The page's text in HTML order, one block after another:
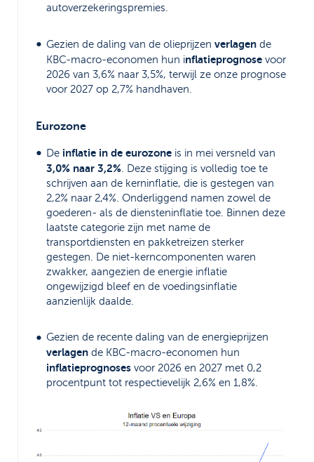
autoverzekeringspremies.
Gezien de daling van de olieprijzen verlagen de
KBC-macro-economen hun inflatieprognose voor
2026 van 3,6% naar 3,5%, terwijl ze onze prognose
voor 2027 op 2,7% handhaven.
Eurozone
De inflatie in de eurozone is in mei versneld van
3,0% naar 3,2%. Deze stijging is volledig toe te
schrijven aan de kerninflatie, die is gestegen van
2,2% naar 2,4%. Onderliggend namen zowel de
goederen- als de diensteninflatie toe. Binnen deze
laatste categorie zijn met name de
transportdiensten en pakketreizen sterker
gestegen. De niet-kerncomponenten waren
zwakker, aangezien de energie inflatie
ongewijzigd bleef en de voedingsinflatie
aanzienlijk daalde.
Gezien de recente daling van de energieprijzen
verlagen de KBC-macro-economen hun
inflatieprognoses voor 2026 en 2027 met 0,2
procentpunt tot respectievelijk 2,6% en 1,8%.